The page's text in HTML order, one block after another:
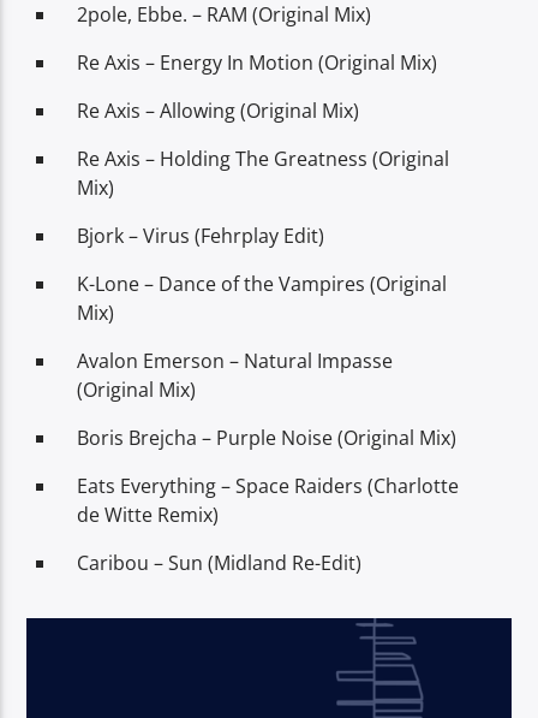
2pole, Ebbe. – RAM (Original Mix)
Re Axis – Energy In Motion (Original Mix)
Re Axis – Allowing (Original Mix)
Re Axis – Holding The Greatness (Original
Mix)
Bjork – Virus (Fehrplay Edit)
K-Lone – Dance of the Vampires (Original
Mix)
Avalon Emerson – Natural Impasse
(Original Mix)
Boris Brejcha – Purple Noise (Original Mix)
Eats Everything – Space Raiders (Charlotte
de Witte Remix)
Caribou – Sun (Midland Re-Edit)